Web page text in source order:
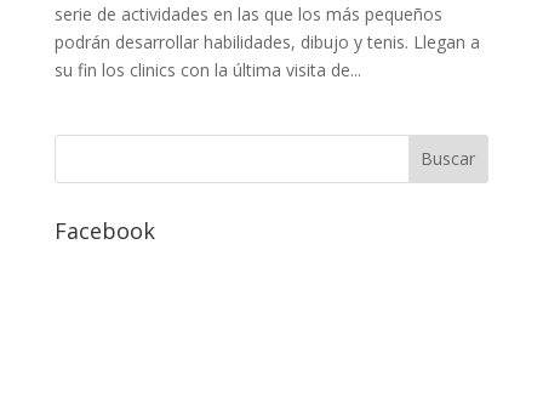
serie de actividades en las que los más pequeños
podrán desarrollar habilidades, dibujo y tenis. Llegan a
su fin los clinics con la última visita de...
Facebook